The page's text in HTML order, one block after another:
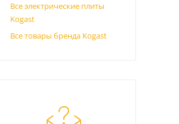
Все электрические плиты
Kogast
Все товары бренда Kogast